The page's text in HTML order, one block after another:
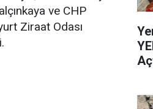
ve CHP
Ziraat Odası